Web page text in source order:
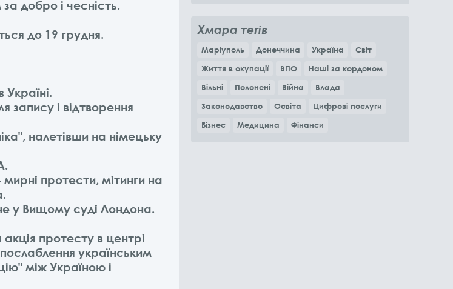
добро і чесність.
до 19 грудня.
і відтворення
налетівши на німецьку
протести, мітинги на
у Вищому суді Лондона.
протесту в центрі
українським
між Україною і
Хмара тегів
Маріуполь Донеччина Україна
Світ
Життя в окупації
ВПО
Наші за кордоном
Вільні
Полонені Війна
Влада
Законодавство
Освіта
Цифрові послуги
Бізнес
Медицина Фінанси